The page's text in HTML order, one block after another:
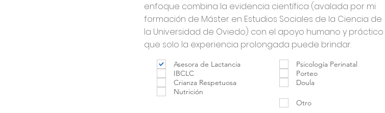
enfoque combina la evidencia científica (avalada por mi
formación de Máster en Estudios Sociales de la Ciencia de
la Universidad de Oviedo) con el apoyo humano y práctico
que solo la experiencia prolongada puede brindar.
Asesora de Lactancia
IBCLC
Crianza Respetuosa
Nutrición
Psicología Perinatal
Porteo
Doula
Otro